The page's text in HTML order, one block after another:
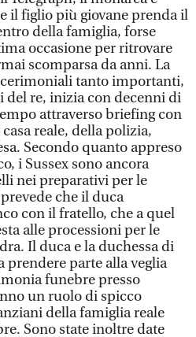
il figlio più giovane prenda il
della famiglia, forse
occasione per ritrovare
scomparsa da anni. La
tanto importanti,
del re, inizia con decenni di
attraverso briefing con
reale, della polizia,
Secondo quanto appreso
i Sussex sono ancora
nei preparativi per le
che il duca
con il fratello, che a quel
alle processioni per le
Il duca e la duchessa di
prendere parte alla veglia
funebre presso
un ruolo di spicco
della famiglia reale
Sono state inoltre date